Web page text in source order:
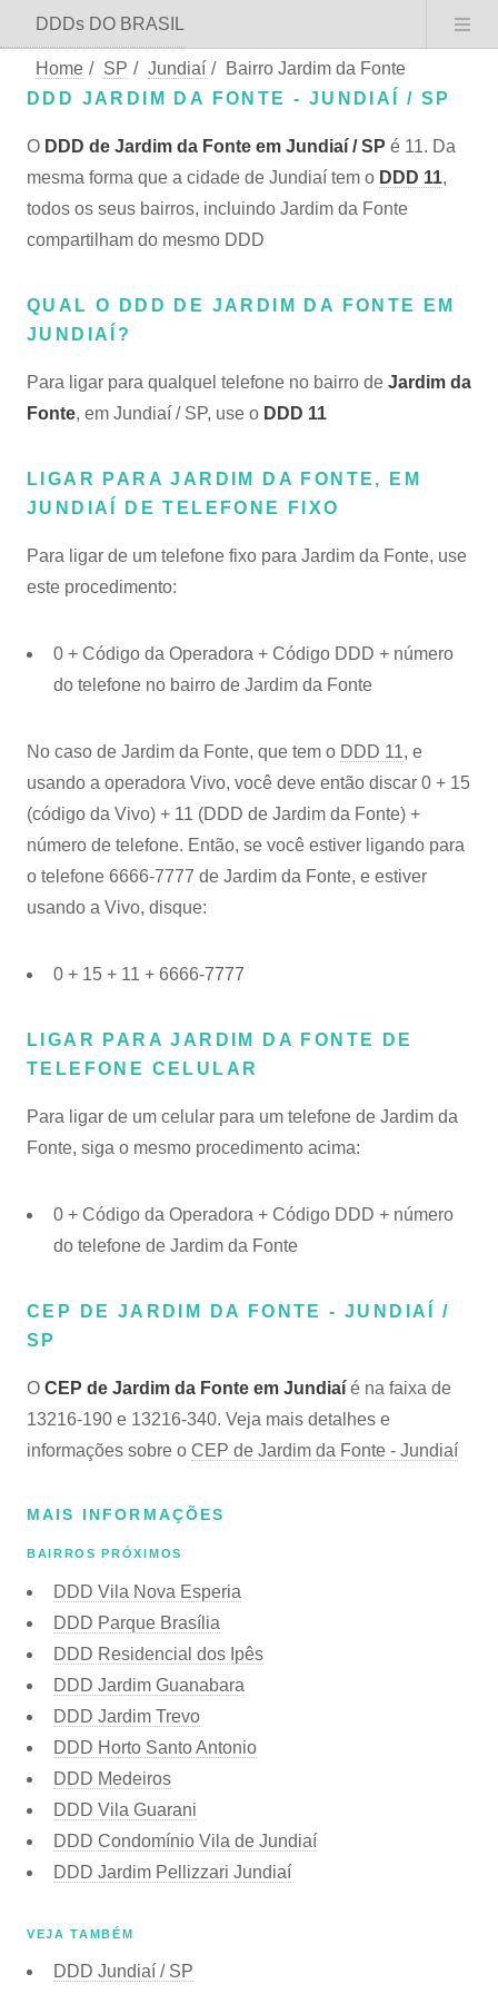
DDDs DO BRASIL
Home / SP / Jundiaí /
Bairro Jardim da Fonte
DDD JARDIM DA FONTE - JUNDIAÍ / SP
O DDD de Jardim da Fonte em Jundiaí / SP é 11. Da
mesma forma que a cidade de Jundiaí tem o DDD 11,
todos os seus bairros, incluindo Jardim da Fonte
compartilham do mesmo DDD
QUAL O DDD DE JARDIM DA FONTE EM
JUNDIAÍ?
Para ligar para qualquel telefone no bairro de Jardim da
Fonte, em Jundiaí / SP, use o DDD 11
LIGAR PARA JARDIM DA FONTE, EM
JUNDIAÍ DE TELEFONE FIXO
Para ligar de um telefone fixo para Jardim da Fonte, use
este procedimento:
0 + Código da Operadora + Código DDD + número
do telefone no bairro de Jardim da Fonte
No caso de Jardim da Fonte, que tem o DDD 11, e
usando a operadora Vivo, você deve então discar 0 + 15
(código da Vivo) + 11 (DDD de Jardim da Fonte) +
número de telefone. Então, se você estiver ligando para
o telefone 6666-7777 de Jardim da Fonte, e estiver
usando a Vivo, disque:
0 + 15 + 11 + 6666-7777
LIGAR PARA JARDIM DA FONTE DE
TELEFONE CELULAR
Para ligar de um celular para um telefone de Jardim da
Fonte, siga o mesmo procedimento acima:
0 + Código da Operadora + Código DDD + número
do telefone de Jardim da Fonte
CEP DE JARDIM DA FONTE - JUNDIAÍ /
SP
O CEP de Jardim da Fonte em Jundiaí é na faixa de
13216-190 e 13216-340. Veja mais detalhes e
informações sobre o CEP de Jardim da Fonte - Jundiaí
MAIS INFORMAÇÕES
BAIRROS PRÓXIMOS
DDD Vila Nova Esperia
DDD Parque Brasília
DDD Residencial dos Ipês
DDD Jardim Guanabara
DDD Jardim Trevo
DDD Horto Santo Antonio
DDD Medeiros
DDD Vila Guarani
DDD Condomínio Vila de Jundiaí
DDD Jardim Pellizzari Jundiaí
VEJA TAMBÉM
DDD Jundiaí / SP